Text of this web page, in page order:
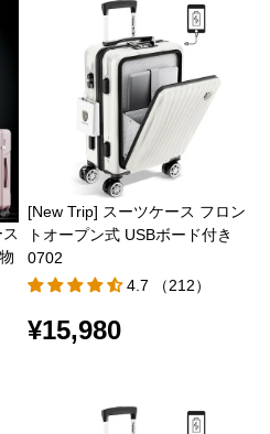
[New Trip] スーツケース フロン
トオープン式 USBボード付き
0702
4.7 （212）
¥15,980